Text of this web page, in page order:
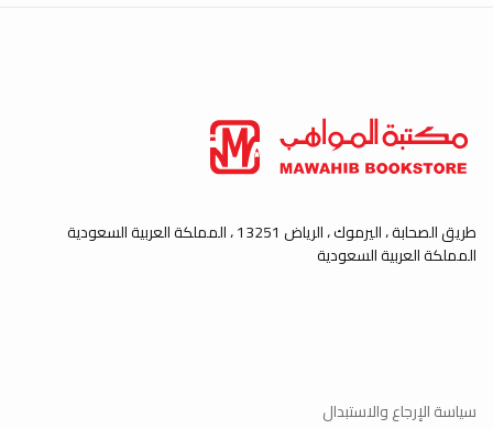
طريق الصحابة ، اليرموك ، الرياض 13251 ، المملكة العربية السعودية
المملكة العربية السعودية
سياسة الإرجاع والاستبدال